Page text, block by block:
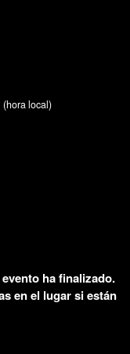
(hora local)
ha finalizado.
en el lugar si están